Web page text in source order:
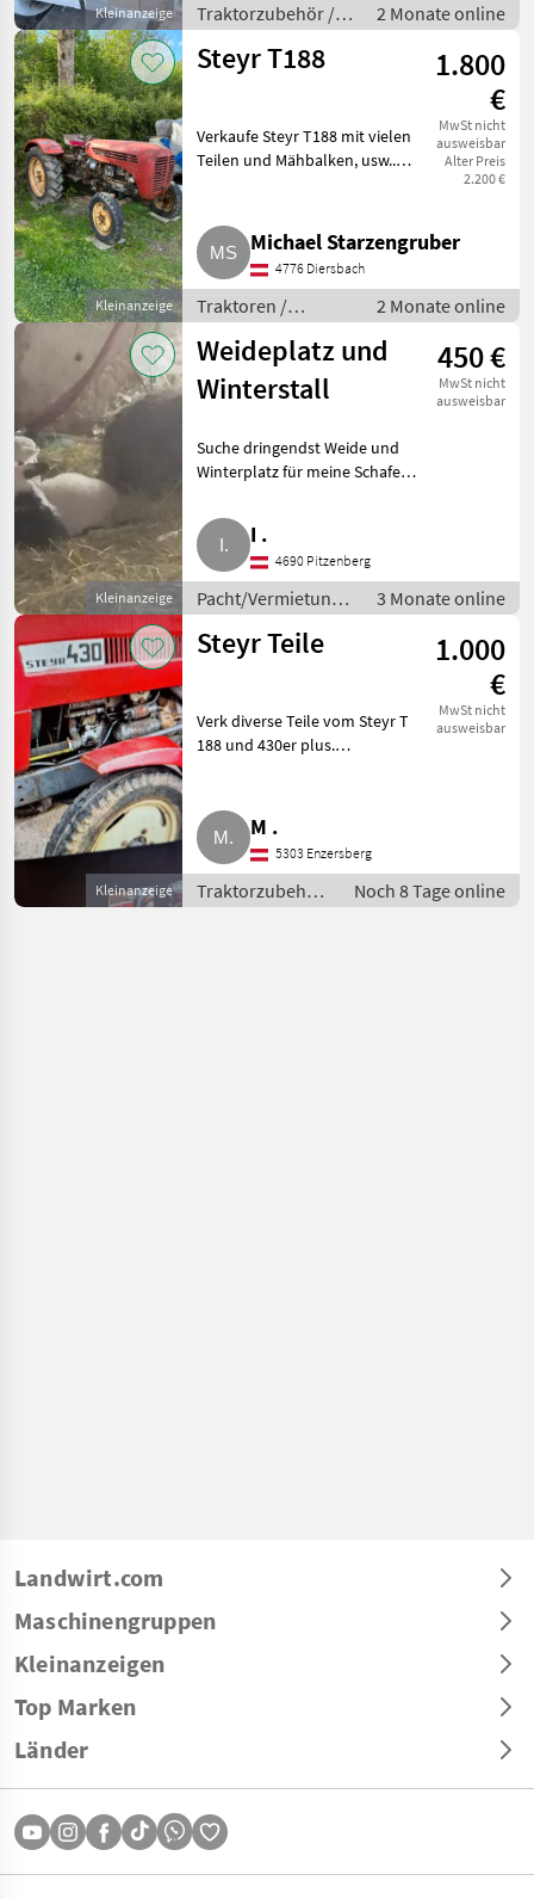
Kleinanzeige
Traktorzubehör /
Sonstiges
Traktorzubehör
2 Monate online
Kleinanzeige
Steyr T188
1.800
€
MwSt nicht
ausweisbar
Alter Preis
2.200 €
Verkaufe Steyr T188 mit vielen
Teilen und Mähbalken, usw..
Michael Starzengruber
4776 Diersbach
Traktoren /
Oldtimer Traktoren
2 Monate online
Kleinanzeige
Weideplatz und
Winterstall
450 €
MwSt nicht
ausweisbar
Suche dringendst Weide und
Winterplatz für meine Schafe
Land, Steyrtal oder Bezirk
Vöcklabruck. Pacht/Vermietung
Pacht
I .
4690 Pitzenberg
Pacht/Vermietung /
Pacht
3 Monate online
Kleinanzeige
Steyr Teile
1.000
€
MwSt nicht
ausweisbar
Verk diverse Teile vom Steyr T
188 und 430er plus.
M .
5303 Enzersberg
Traktorzubehör
/ Sonstiges
Noch 8 Tage online
Landwirt.com
Maschinengruppen
Kleinanzeigen
Top Marken
Länder